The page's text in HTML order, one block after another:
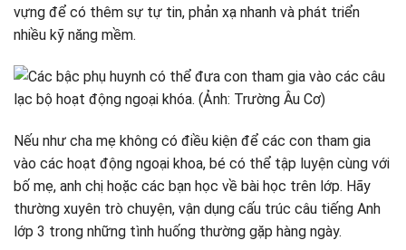
vựng để có thêm sự tự tin, phản xạ nhanh và phát triển
nhiều kỹ năng mềm.
Nếu như cha mẹ không có điều kiện để các con tham gia
vào các hoạt động ngoại khoa, bé có thể tập luyện cùng với
bố mẹ, anh chị hoặc các bạn học về bài học trên lớp. Hãy
thường xuyên trò chuyện, vận dụng cấu trúc câu tiếng Anh
lớp 3 trong những tình huống thường gặp hàng ngày.